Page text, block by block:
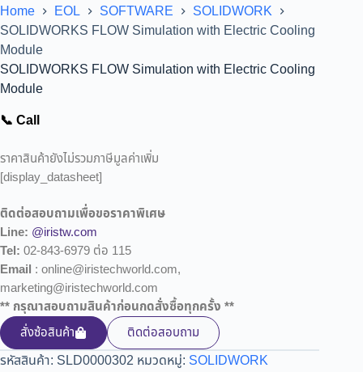
Home EOL SOFTWARE
SOLIDWORK
SOLIDWORKS FLOW Simulation with Electric Cooling
Module
SOLIDWORKS FLOW Simulation with Electric Cooling
Module
📞 Call
ราคาสินค้ายังไม่รวมภาษีมูลค่าเพิ่ม
[display_datasheet]
ติดต่อสอบถามเพื่อขอราคาพิเศษ
Line: @iristw.com
Tel: 02-843-6979 ต่อ 115
Email : online@iristechworld.com,
marketing@iristechworld.com
** กรุณาสอบถามสินค้าก่อนกดสั่งซื้อทุกครั้ง **
สั่งซ้อสินค้า
ติดต่อสอบถาม
รหัสสินค้า: SLD0000302 หมวดหมู่: SOLIDWORK